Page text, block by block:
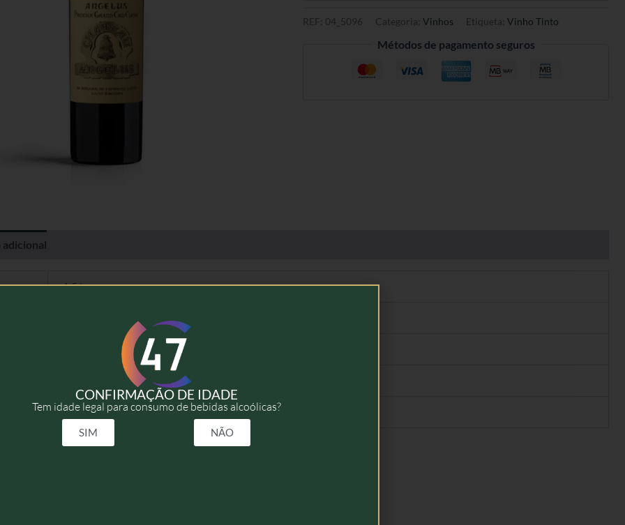
REF: 04_5096 Categoria:Vinhos Etiqueta:Vinho Tinto
Métodos de pagamento seguros
1,5 kg
75cl
CONFIRMAÇÃO DE IDADE
Tem idade legal para consumo de bebidas alcoólicas?
SIM NÃO